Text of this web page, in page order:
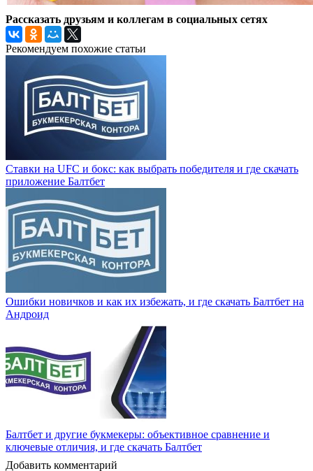
Рассказать друзьям и коллегам в социальных сетях
Рекомендуем похожие статьи
Ставки на UFC и бокс: как выбрать победителя и где скачать
приложение Балтбет
Ошибки новичков и как их избежать, и где скачать Балтбет на
Андроид
Балтбет и другие букмекеры: объективное сравнение и
ключевые отличия, и где скачать Балтбет
Добавить комментарий